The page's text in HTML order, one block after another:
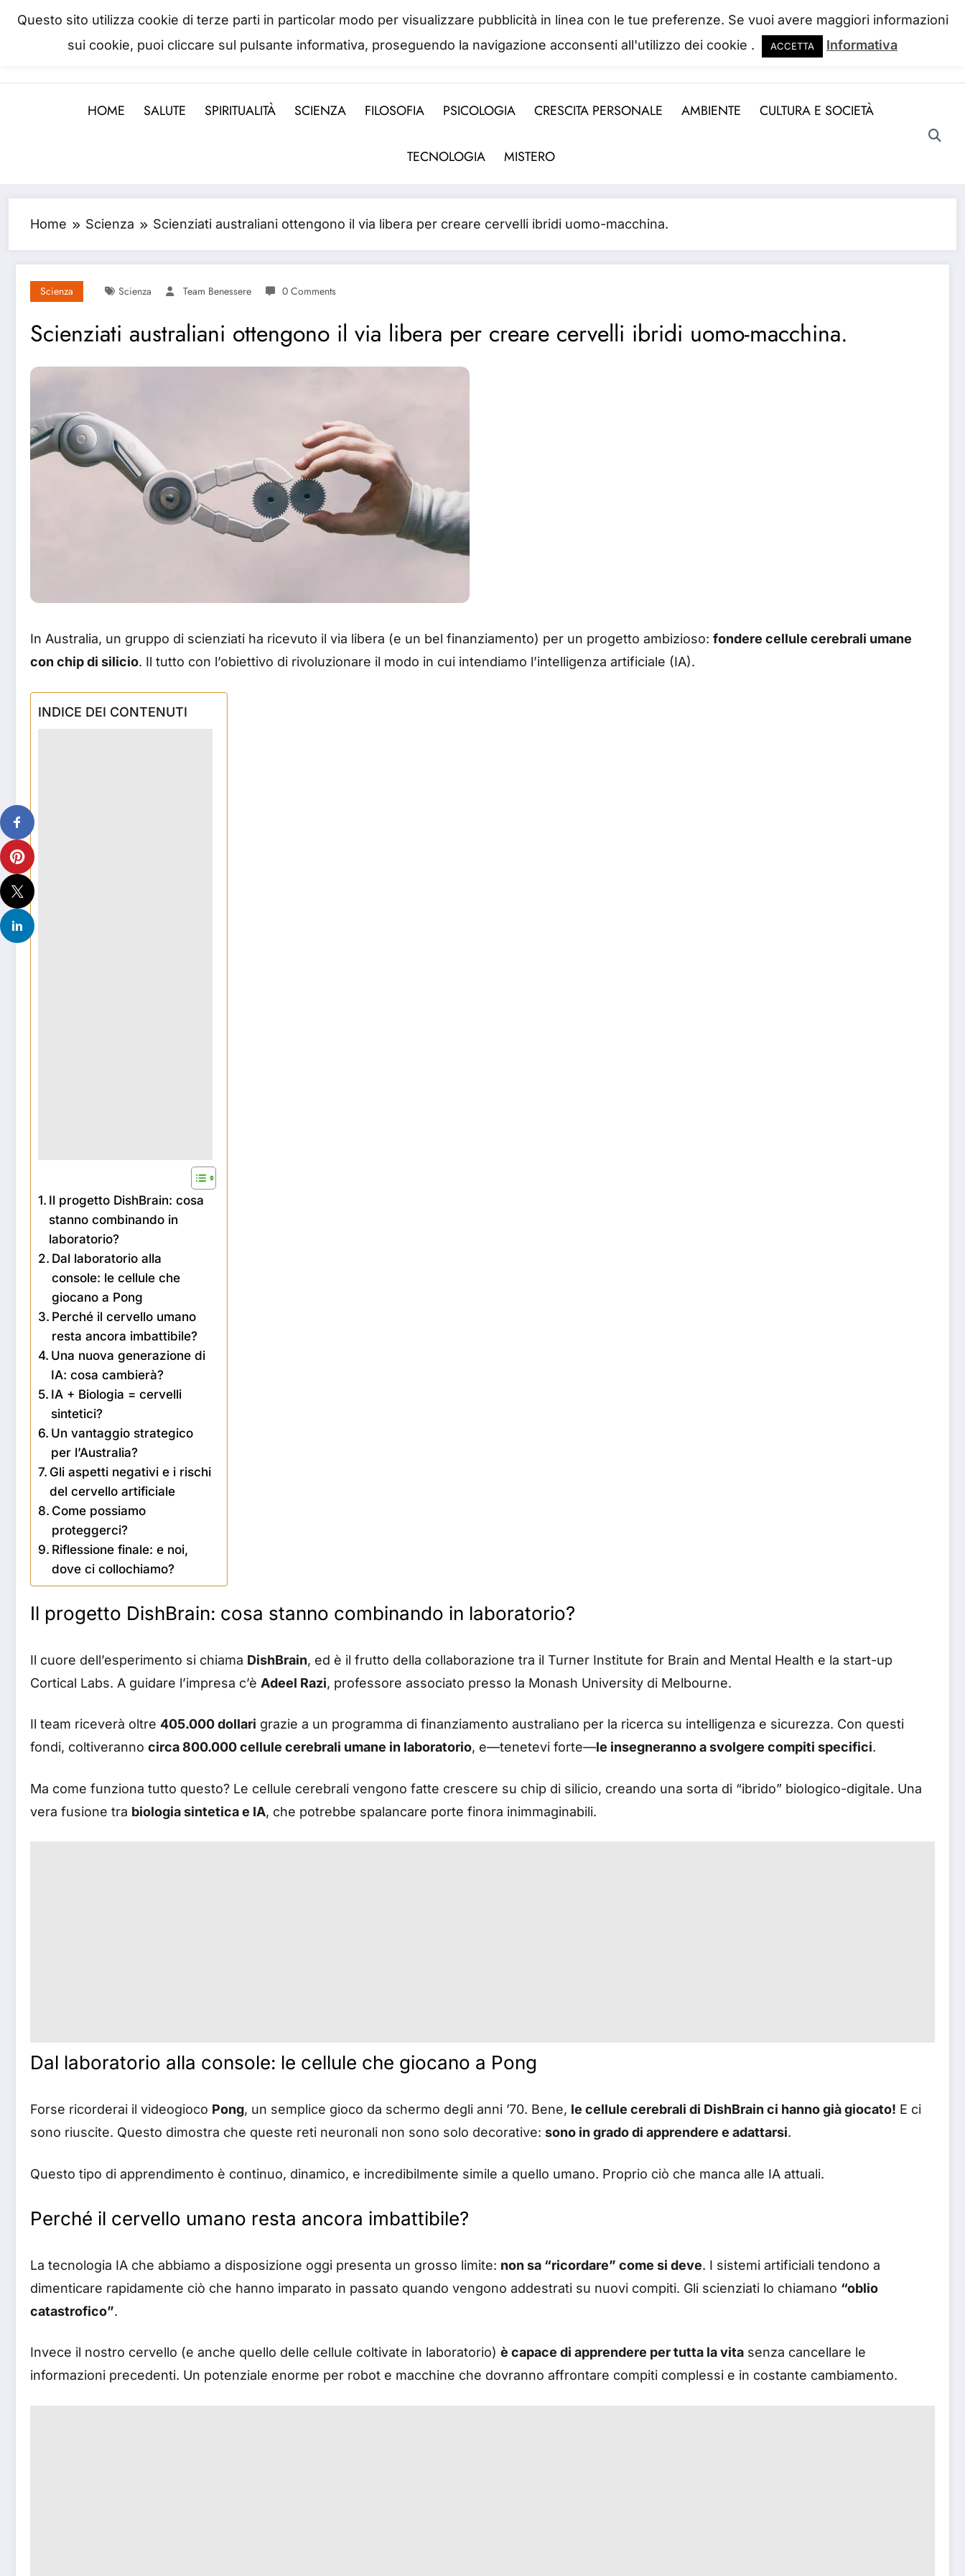
IL PORTALE DEL BENESSERE
La salute è come il denaro, non abbiamo mai una vera idea del suo valore fino a quando la perdiamo. Josh Billings
HOME SALUTE SPIRITUALITÀ SCIENZA FILOSOFIA PSICOLOGIA CRESCITA PERSONALE AMBIENTE CULTURA E SOCIETÀ
TECNOLOGIA MISTERO
Home Scienza Scienziati australiani ottengono il via libera per creare cervelli ibridi uomo-macchina.
Scienza Scienza Team Benessere 0 Comments
Scienziati australiani ottengono il via libera per creare cervelli ibridi uomo-macchina.
In Australia, un gruppo di scienziati ha ricevuto il via libera (e un bel finanziamento) per un progetto ambizioso: fondere cellule cerebrali umane
con chip di silicio. Il tutto con l’obiettivo di rivoluzionare il modo in cui intendiamo l’intelligenza artificiale (IA).
INDICE DEI CONTENUTI
Il progetto DishBrain: cosa
stanno combinando in
laboratorio?
Dal laboratorio alla
console: le cellule che
giocano a Pong
Perché il cervello umano
resta ancora imbattibile?
Una nuova generazione di
IA: cosa cambierà?
IA + Biologia = cervelli
sintetici?
Un vantaggio strategico
per l’Australia?
Gli aspetti negativi e i rischi
del cervello artificiale
Come possiamo
proteggerci?
Riflessione finale: e noi,
dove ci collochiamo?
Il progetto DishBrain: cosa stanno combinando in laboratorio?
Il cuore dell’esperimento si chiama DishBrain, ed è il frutto della collaborazione tra il Turner Institute for Brain and Mental Health e la start-up
Cortical Labs. A guidare l’impresa c’è Adeel Razi, professore associato presso la Monash University di Melbourne.
Il team riceverà oltre 405.000 dollari grazie a un programma di finanziamento australiano per la ricerca su intelligenza e sicurezza. Con questi
fondi, coltiveranno circa 800.000 cellule cerebrali umane in laboratorio, e—tenetevi forte—le insegneranno a svolgere compiti specifici.
Ma come funziona tutto questo? Le cellule cerebrali vengono fatte crescere su chip di silicio, creando una sorta di “ibrido” biologico-digitale. Una
vera fusione tra biologia sintetica e IA, che potrebbe spalancare porte finora inimmaginabili.
Dal laboratorio alla console: le cellule che giocano a Pong
Forse ricorderai il videogioco Pong, un semplice gioco da schermo degli anni ’70. Bene, le cellule cerebrali di DishBrain ci hanno già giocato! E ci
sono riuscite. Questo dimostra che queste reti neuronali non sono solo decorative: sono in grado di apprendere e adattarsi.
Questo tipo di apprendimento è continuo, dinamico, e incredibilmente simile a quello umano. Proprio ciò che manca alle IA attuali.
Perché il cervello umano resta ancora imbattibile?
La tecnologia IA che abbiamo a disposizione oggi presenta un grosso limite: non sa “ricordare” come si deve. I sistemi artificiali tendono a
dimenticare rapidamente ciò che hanno imparato in passato quando vengono addestrati su nuovi compiti. Gli scienziati lo chiamano “oblio
catastrofico”.
Invece il nostro cervello (e anche quello delle cellule coltivate in laboratorio) è capace di apprendere per tutta la vita senza cancellare le
informazioni precedenti. Un potenziale enorme per robot e macchine che dovranno affrontare compiti complessi e in costante cambiamento.
Questo sito utilizza cookie di terze parti in particolar modo per visualizzare pubblicità in linea con le tue preferenze. Se vuoi avere maggiori informazioni
sui cookie, puoi cliccare sul pulsante informativa, proseguendo la navigazione acconsenti all'utilizzo dei cookie .
ACCETTA Informativa